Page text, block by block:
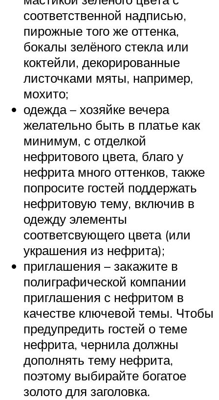
соответственной надписью,
пирожные того же оттенка,
бокалы зелёного стекла или
коктейли, декорированные
листочками мяты, например,
мохито;
одежда – хозяйке вечера
желательно быть в платье как
минимум, с отделкой
нефритового цвета, благо у
нефрита много оттенков, также
попросите гостей поддержать
нефритовую тему, включив в
одежду элементы
соответсвующего цвета (или
украшения из нефрита);
приглашения – закажите в
полиграфической компании
приглашения с нефритом в
качестве ключевой темы. Чтобы
предупредить гостей о теме
нефрита, чернила должны
дополнять тему нефрита,
поэтому выбирайте богатое
золото для заголовка.